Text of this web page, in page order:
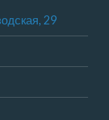
29